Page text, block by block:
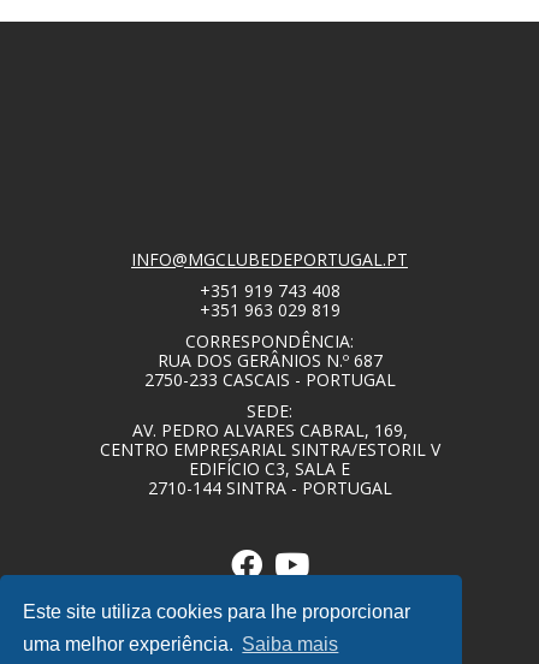
Este site utiliza cookies para lhe proporcionar
uma melhor experiência. Saiba mais
INFO@MGCLUBEDEPORTUGAL.PT
+351 919 743 408
+351 963 029 819
CORRESPONDÊNCIA:
RUA DOS GERÂNIOS N.º 687
2750-233 CASCAIS - PORTUGAL
SEDE:
AV. PEDRO ALVARES CABRAL, 169,
CENTRO EMPRESARIAL SINTRA/ESTORIL V
EDIFÍCIO C3, SALA E
2710-144 SINTRA - PORTUGAL